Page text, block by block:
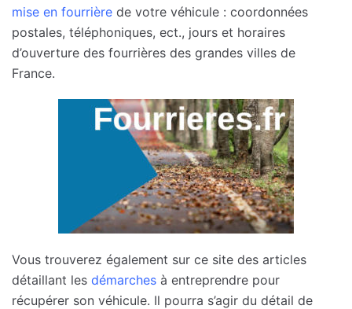
mise en fourrière de votre véhicule : coordonnées
postales, téléphoniques, ect., jours et horaires
d’ouverture des fourrières des grandes villes de
France.
Vous trouverez également sur ce site des articles
détaillant les démarches à entreprendre pour
récupérer son véhicule. Il pourra s’agir du détail de